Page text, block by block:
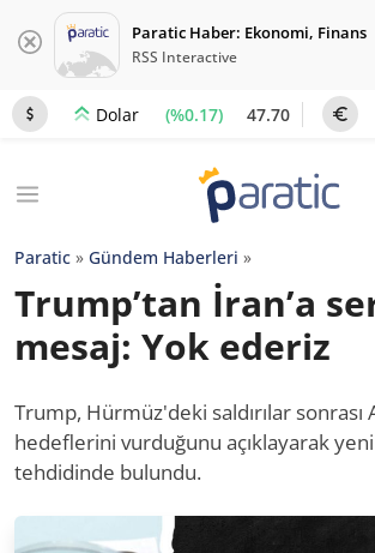
Paratic Haber: Ekonomi, Finans
RSS Interactive
Dolar (%0.17) 47.70
Paratic » Gündem Haberleri »
Trump’tan İran’a
mesaj: Yok ederiz
Trump, Hürmüz'deki saldırılar sonrası
hedeflerini vurduğunu açıklayarak
tehdidinde bulundu.